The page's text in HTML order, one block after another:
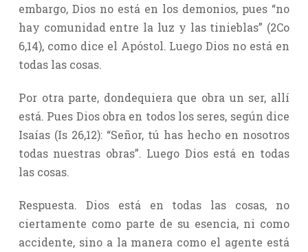
embargo, Dios no está en los demonios, pues “no
hay comunidad entre la luz y las tinieblas” (2Co
6,14), como dice el Apóstol. Luego Dios no está en
todas las cosas.
Por otra parte, dondequiera que obra un ser, allí
está. Pues Dios obra en todos los seres, según dice
Isaías (Is 26,12): “Señor, tú has hecho en nosotros
todas nuestras obras”. Luego Dios está en todas
las cosas.
Respuesta. Dios está en todas las cosas, no
ciertamente como parte de su esencia, ni como
accidente, sino a la manera como el agente está